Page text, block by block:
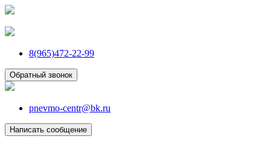
8(965)472-22-99
Обратный звонок
pnevmo-centr@bk.ru
Написать сообщение